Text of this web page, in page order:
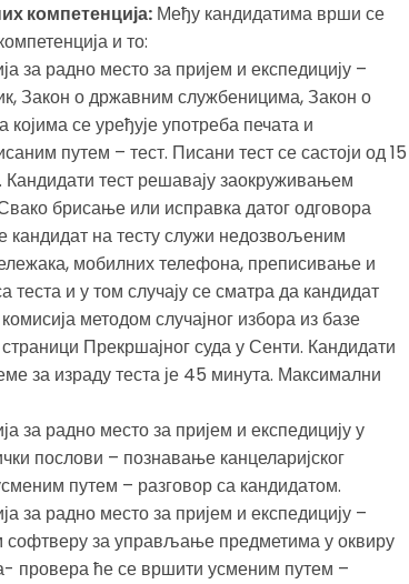
компетенција:Међу кандидатима врши се
и то:
за радно место за пријем и експедицију –
Закон о државним службеницима, Закон о
се уређује употреба печата и
путем – тест. Писани тест се састоји од 15
тест решавају заокруживањем
брисање или исправка датог одговора
кандидат на тесту служи недозвољеним
мобилних телефона, преписивање и
и у том случају се сматра да кандидат
методом случајног избора из базе
Прекршајног суда у Сенти. Кандидати
за израду теста је 45 минута. Максимални
за радно место за пријем и експедицију у
послови – познавање канцеларијског
путем – разговор са кандидатом.
за радно место за пријем и експедицију –
за управљање предметима у оквиру
провера ће се вршити усменим путем –